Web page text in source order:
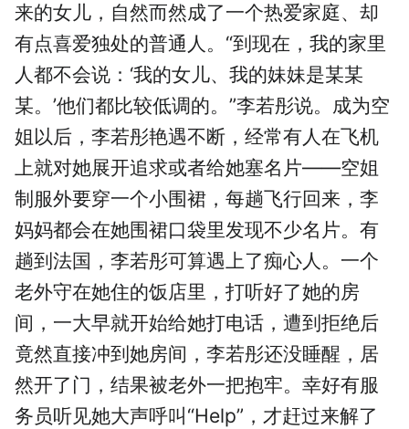
来的女儿，自然而然成了一个热爱家庭、却
有点喜爱独处的普通人。“到现在，我的家里
人都不会说：‘我的女儿、我的妹妹是某某
某。’他们都比较低调的。”李若彤说。成为空
姐以后，李若彤艳遇不断，经常有人在飞机
上就对她展开追求或者给她塞名片——空姐
制服外要穿一个小围裙，每趟飞行回来，李
妈妈都会在她围裙口袋里发现不少名片。有
趟到法国，李若彤可算遇上了痴心人。一个
老外守在她住的饭店里，打听好了她的房
间，一大早就开始给她打电话，遭到拒绝后
竟然直接冲到她房间，李若彤还没睡醒，居
然开了门，结果被老外一把抱牢。幸好有服
务员听见她大声呼叫“Help”，才赶过来解了